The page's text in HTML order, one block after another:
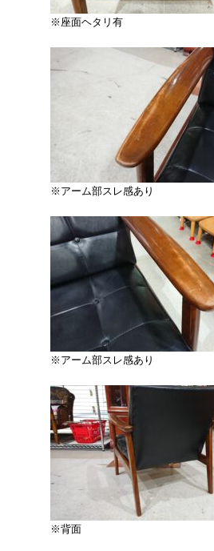
※座面ヘタリ有
※アーム部スレ感あり
※アーム部スレ感あり
※背面